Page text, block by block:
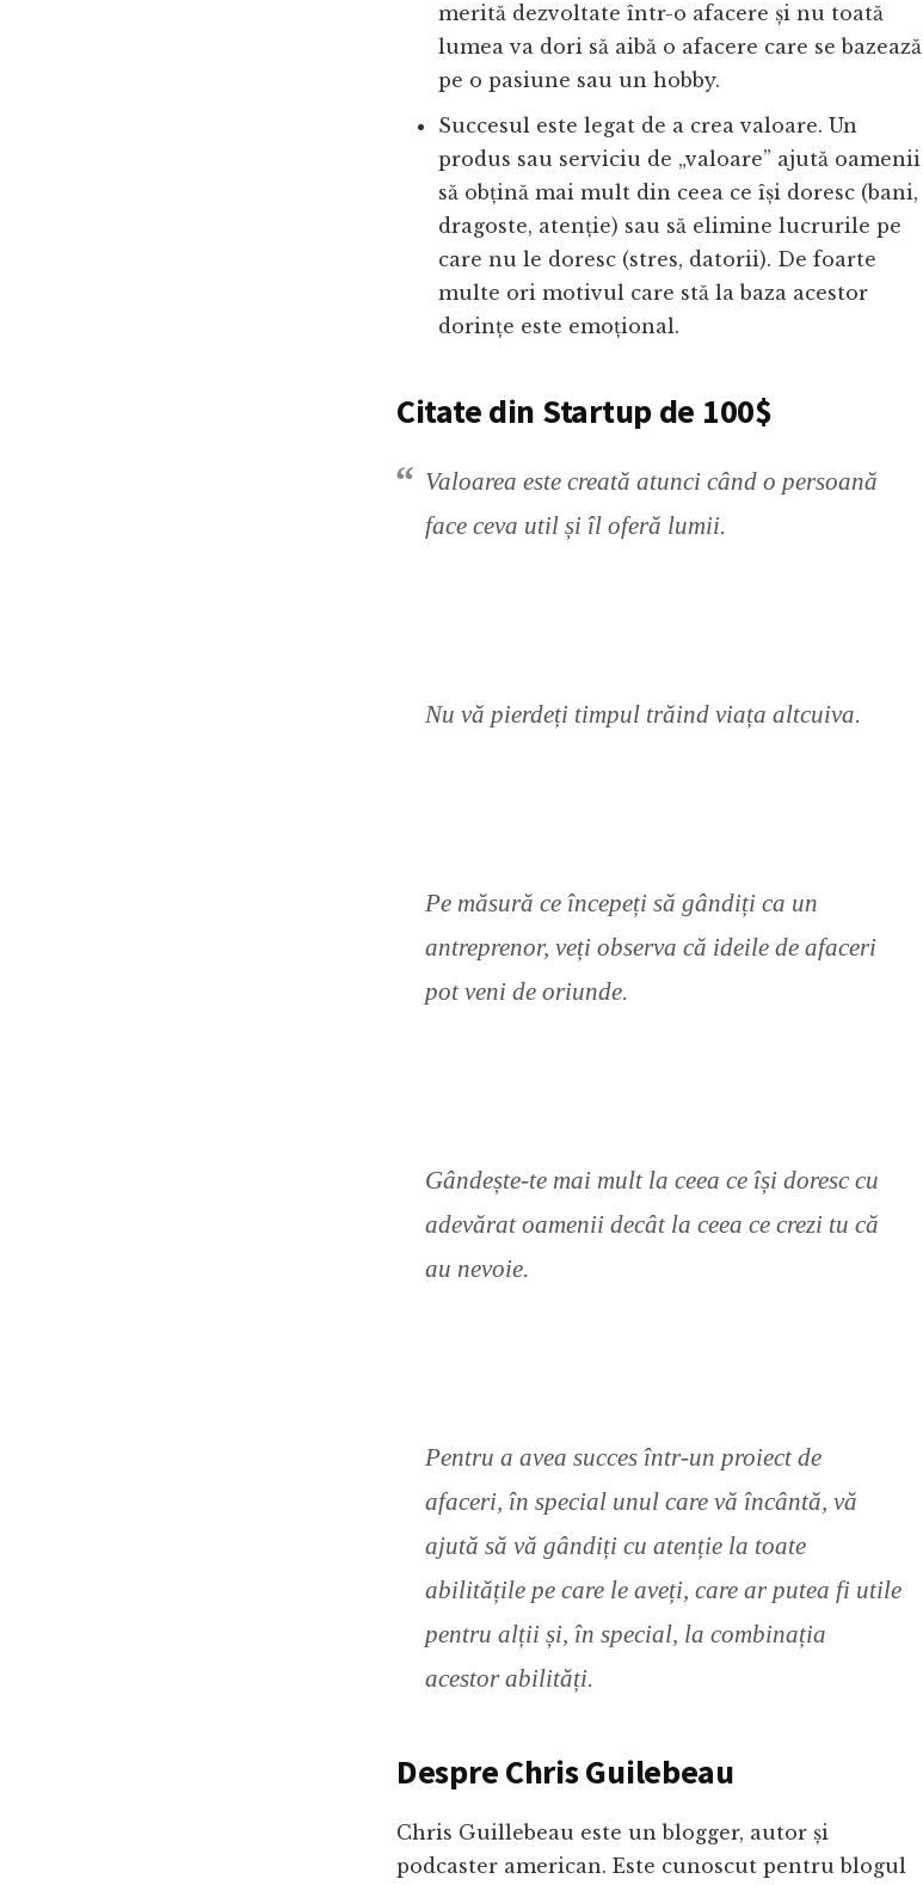
merită dezvoltate într-o afacere și nu toată
lumea va dori să aibă o afacere care se bazează
pe o pasiune sau un hobby.
Succesul este legat de a crea valoare. Un
produs sau serviciu de „valoare” ajută oamenii
să obțină mai mult din ceea ce își doresc (bani,
dragoste, atenție) sau să elimine lucrurile pe
care nu le doresc (stres, datorii). De foarte
multe ori motivul care stă la baza acestor
dorințe este emoțional.
Citate din Startup de 100$
Valoarea este creată atunci când o persoană
face ceva util și îl oferă lumii.
Nu vă pierdeți timpul trăind viața altcuiva.
Pe măsură ce începeți să gândiți ca un
antreprenor, veți observa că ideile de afaceri
pot veni de oriunde.
Gândește-te mai mult la ceea ce își doresc cu
adevărat oamenii decât la ceea ce crezi tu că
au nevoie.
Pentru a avea succes într-un proiect de
afaceri, în special unul care vă încântă, vă
ajută să vă gândiți cu atenție la toate
abilitățile pe care le aveți, care ar putea fi utile
pentru alții și, în special, la combinația
acestor abilități.
Despre Chris Guilebeau
Chris Guillebeau este un blogger, autor și
podcaster american. Este cunoscut pentru blogul